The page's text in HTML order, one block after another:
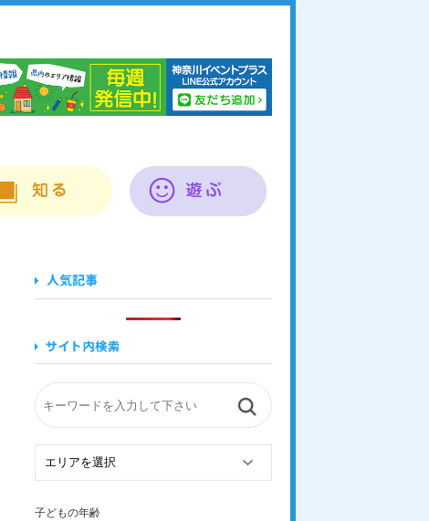
子どもの年齢